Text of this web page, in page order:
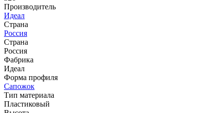
Производитель
Идеал
Страна
Россия
Страна
Россия
Фабрика
Идеал
Форма профиля
Сапожок
Тип материала
Пластиковый